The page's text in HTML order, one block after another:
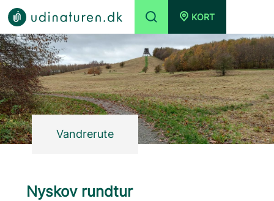
KORT
Vandrerute
Nyskov rundtur